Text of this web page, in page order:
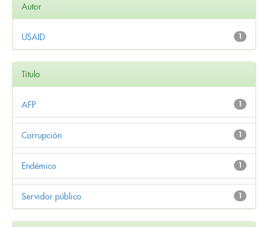
Autor
1
USAID
Título
1
AFP
1
Corrupción
1
Endémico
1
Servidor público